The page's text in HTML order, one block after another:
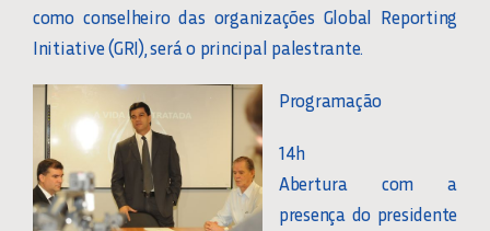
como conselheiro das organizações Global Reporting
Initiative (GRI), será o principal palestrante.
Programação
14h
Abertura com a
presença do presidente